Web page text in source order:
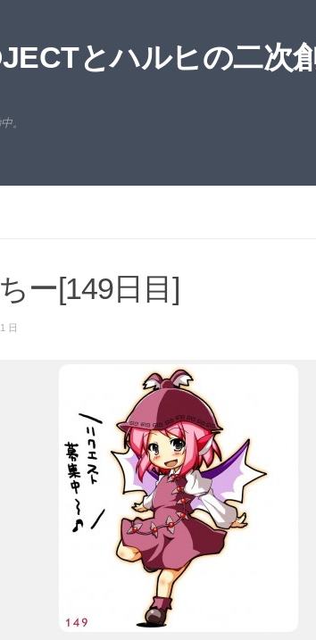
とハルヒの二次
。
ー[149日目]
日